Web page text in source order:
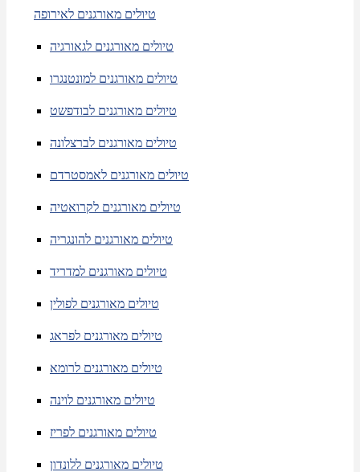
טיולים מאורגנים לאירופה
טיולים מאורגנים לגאורגיה
טיולים מאורגנים למונטנגרו
טיולים מאורגנים לבודפשט
טיולים מאורגנים לברצלונה
טיולים מאורגנים לאמסטרדם
טיולים מאורגנים לקרואטיה
טיולים מאורגנים להונגריה
טיולים מאורגנים למדריד
טיולים מאורגנים לפולין
טיולים מאורגנים לפראג
טיולים מאורגנים לרומא
טיולים מאורגנים לוינה
טיולים מאורגנים לפריז
טיולים מאורגנים ללונדון